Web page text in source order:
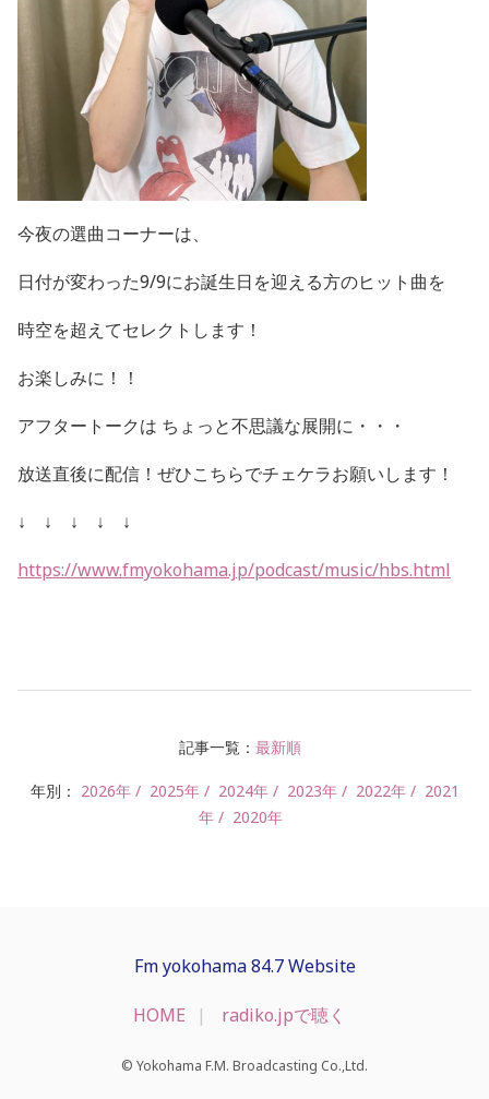
今夜の選曲コーナーは、
日付が変わった9/9にお誕生日を迎える方のヒット曲を
時空を超えてセレクトします！
お楽しみに！！
アフタートークは ちょっと不思議な展開に・・・
放送直後に配信！ ぜひこちらでチェケラお願いします！
↓ ↓ ↓ ↓ ↓
https://www.fmyokohama.jp/podcast/music/hbs.html
記事一覧： 最新順
年別： 2026年 2025年 2024年 2023年 2022年
2021
年
2020年
Fm yokohama 84.7 Website
HOME radiko.jpで聴く
© Yokohama F.M. Broadcasting Co.,Ltd.